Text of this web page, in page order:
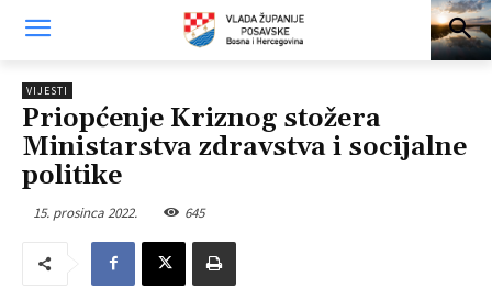
VIJESTI
Priopćenje Kriznog stožera
Ministarstva zdravstva i socijalne
politike
15. prosinca 2022. 645